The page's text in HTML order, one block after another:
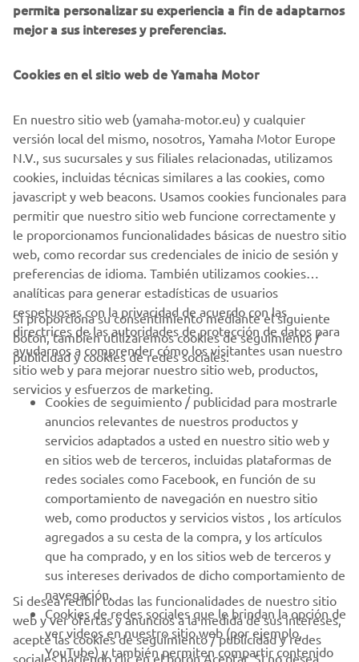
elaboración del perfil del cliente (por ejemplo, a
través del análisis de datos) y para brindarte atención
marketing y quiere retirarlos, puede hacerlo a través de su
perfil MyYamaha
Al continuar, confirmas que has leído la política de
privacidad.
SOLICITA UNA PRUEBA DE PRODUCTO
CORPORATIVO
PROFESIONALES
MÁS YAMAHA
AYUDA
BOLETÍN DE NOTICIAS
Sé el primero en enterarte de las últimas ofertas, eventos
especiales, novedades
permita personalizar su experiencia a fin de adaptarnos
mejor a sus intereses y preferencias.
Cookies en el sitio web de Yamaha Motor
En nuestro sitio web (yamaha-motor.eu) y cualquier
versión local del mismo, nosotros, Yamaha Motor Europe
N.V., sus sucursales y sus filiales relacionadas, utilizamos
cookies, incluidas técnicas similares a las cookies, como
javascript y web beacons. Usamos cookies funcionales para
permitir que nuestro sitio web funcione correctamente y
le proporcionamos funcionalidades básicas de nuestro sitio
web, como recordar sus credenciales de inicio de sesión y
preferencias de idioma. También utilizamos cookies
analíticas para generar estadísticas de usuarios
respetuosas con la privacidad de acuerdo con las
directrices de las autoridades de protección de datos para
ayudarnos a comprender cómo los visitantes usan nuestro
sitio web y para mejorar nuestro sitio web, productos,
servicios y esfuerzos de marketing.
Si proporciona su consentimiento mediante el siguiente
botón, también utilizaremos cookies de seguimiento /
publicidad y cookies de redes sociales:
Cookies de seguimiento / publicidad para mostrarle
anuncios relevantes de nuestros productos y
servicios adaptados a usted en nuestro sitio web y
en sitios web de terceros, incluidas plataformas de
redes sociales como Facebook, en función de su
comportamiento de navegación en nuestro sitio
web, como productos y servicios vistos , los artículos
agregados a su cesta de la compra, y los artículos
que ha comprado, y en los sitios web de terceros y
sus intereses derivados de dicho comportamiento de
navegación.
Cookies de redes sociales que le brindan la opción de
ver videos en nuestro sitio web (por ejemplo,
YouTube) y también permiten compartir contenido
Si desea recibir todas las funcionalidades de nuestro sitio
web y ver ofertas y anuncios a la medida de sus intereses,
acepte las cookies de seguimiento / publicidad y redes
sociales haciendo clic en el botón Aceptar. Si no desea